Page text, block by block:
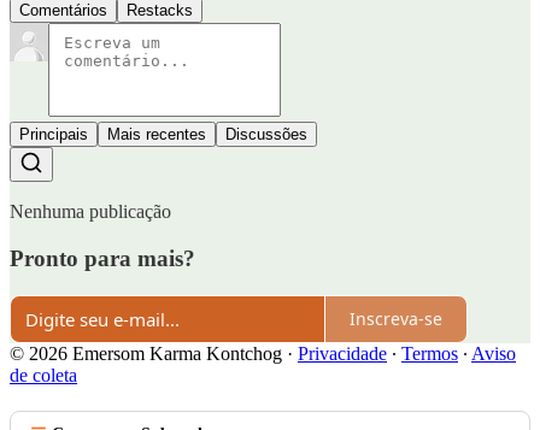
Comentários Restacks
Principais Mais recentes Discussões
Nenhuma publicação
Pronto para mais?
Inscreva-se
© 2026 Emersom Karma Kontchog · Privacidade ∙ Termos ∙ Aviso
de coleta